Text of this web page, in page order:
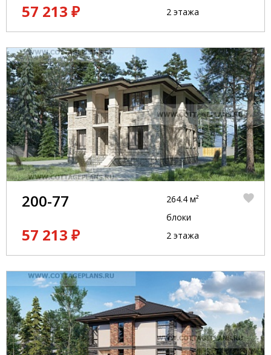
57 213 ₽
2 этажа
200-77
57 213 ₽
264.4 м²
блоки
2 этажа